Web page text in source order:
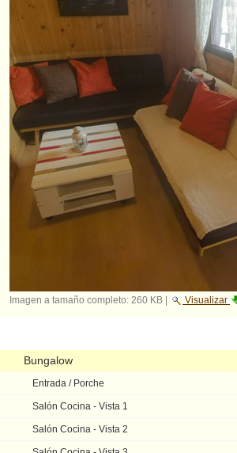
Imagen a tamaño completo: 260 KB Visualizar
Bungalow
Entrada / Porche
Salón Cocina - Vista 1
Salón Cocina - Vista 2